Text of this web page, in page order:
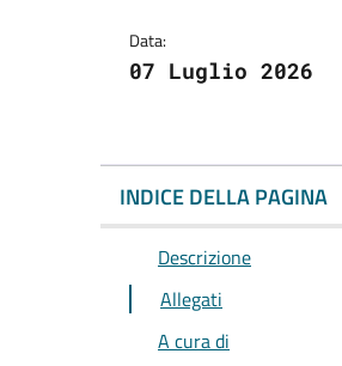
Data:
07 Luglio 2026
INDICE DELLA PAGINA
Descrizione
Allegati
A cura di